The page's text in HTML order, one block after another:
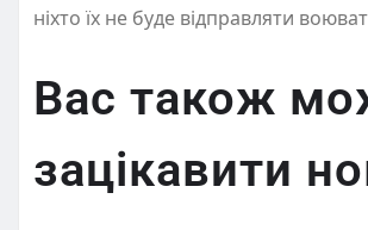
ніхто їх не буде відправляти
Вас також
зацікавити